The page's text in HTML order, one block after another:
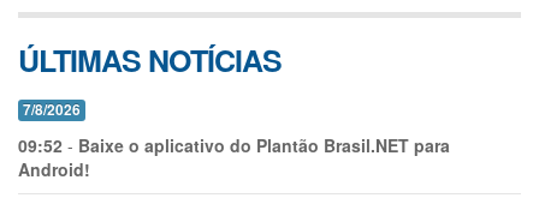
ÚLTIMAS NOTÍCIAS
7/8/2026
09:52 - Baixe o aplicativo do Plantão Brasil.NET para
Android!